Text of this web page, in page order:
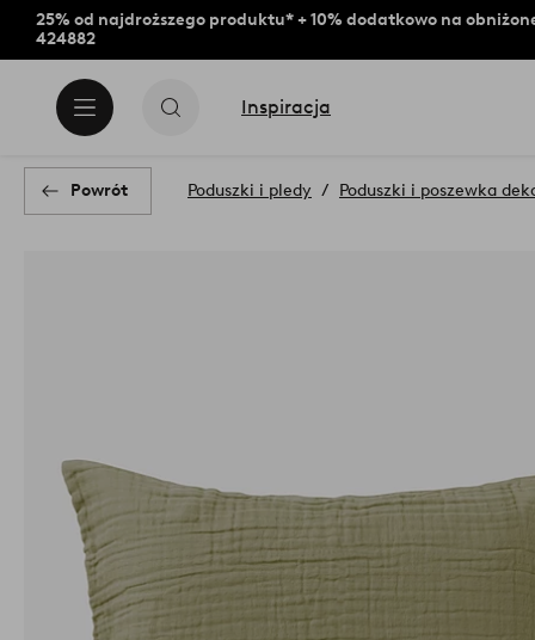
25% od najdroższego produktu* + 10% dodatkowo na
424882
Inspiracja
Powrót Poduszki i pledy Poduszki i poszewka